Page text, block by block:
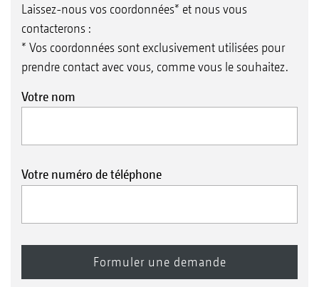
Laissez-nous vos coordonnées* et nous vous
contacterons :
* Vos coordonnées sont exclusivement utilisées pour
prendre contact avec vous, comme vous le souhaitez.
Votre nom
Votre numéro de téléphone